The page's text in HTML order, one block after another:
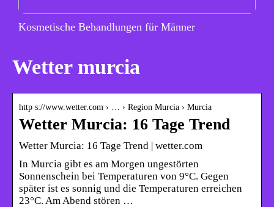
Kosmetische Behandlungen für Männer
Wetter murcia
http s://www.wetter.com › … › Region Murcia › Murcia
Wetter Murcia: 16 Tage Trend
Wetter Murcia: 16 Tage Trend | wetter.com
In Murcia gibt es am Morgen ungestörten
Sonnenschein bei Temperaturen von 9°C. Gegen
später ist es sonnig und die Temperaturen erreichen
23°C. Am Abend stören …